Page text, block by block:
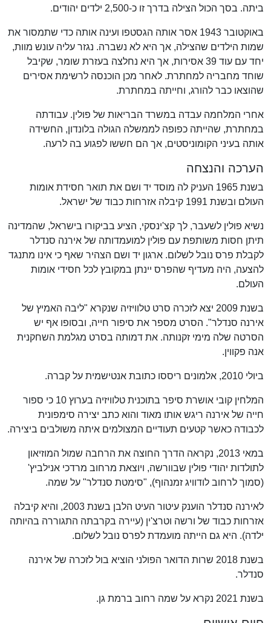
ביתה. בסך הכול הצילה בדרך זו כ-2,500 ילדים יהודים.
באוקטובר 1943 אסר אותה הגסטפו ועינה אותה כדי שתמסור את
שמות הילדים שהצילה, אך היא לא נשברה. נגזר עליה עונש מוות,
יחד עם עוד 39 אסירות, אך היא נחלצה בעזרת שומר, שקיבל
שוחד מחבריה למחתרת. לאחר מכן הוכנסה לרשימת אסירים
שהוצאו כבר להורג, וחייתה במחתרת.
אחרי המלחמה עבדה במשרד הבריאות של פולין. עבודתה
במחתרת, שהייתה כפופה לממשלה הגולה בלונדון, החשידה
אותה בעיני הקומוניסטים, אך הם חששו לפגוע בה לרעה.
הערכה והנצחה
בשנת 1965 העניק לה מוסד יד ושם את תואר חסידת אומות
העולם ובשנת 1991 קיבלה אזרחות כבוד של ישראל.
נשיא פולין לשעבר, לך קצ'ינסקי, הציע בביקורו בישראל, שהמדינה
תיתן חסות משותפת עם פולין למועמדותה של אירנה סנדלר
לקבלת פרס נובל לשלום. ארגון יד ושם הצהיר שאף כי אינו מתנגד
להצעה, היה מעדיף שהפרס יינתן במקובץ לכל חסידי אומות
העולם.
בשנת 2009 יצא לזכרה סרט טלוויזיה שנקרא "ליבה האמיץ של
אירנה סנדלר". הסרט מספר את סיפור חייה, ובסופו אף יש
הסרטה שלה מימי זקנותה. את דמותה בסרט מגלמת השחקנית
אנה פקווין.
ביולי 2010, אלמונים ריססו כתובת אנטישמית על קברה.
המלחין קובי אושרת סיפר בתוכנית טלוויזיה בערוץ 10 כי ספור
חייה של אירנה ריגש אותו מאוד והוא כתב יצירה סימפונית
לכבודה כאשר קטעים תעודיים המצולמים איתה משולבים ביצירה.
במאי 2013, נקראה הדרך החוצה את הרחבה שמול המוזיאון
לתולדות יהודי פולין שבוורשה, ויוצאת מרחוב מרדכי אנילביץ'
(סמוך לרחוב לודוויג זמנהוף), "סימטת סנדלר" על שמה.
לאירנה סנדלר הוענק עיטור העיט הלבן בשנת 2003, והיא קיבלה
אזרחות כבוד של ורשה וטרצ'ין (עיירה בקרבתה התגוררה בהיותה
ילדה). היא גם הייתה מועמדת לפרס נובל לשלום.
בשנת 2018 שרות הדואר הפולני הוציא בול לזכרה של אירנה
סנדלר.
בשנת 2021 נקרא על שמה רחוב ברמת גן.